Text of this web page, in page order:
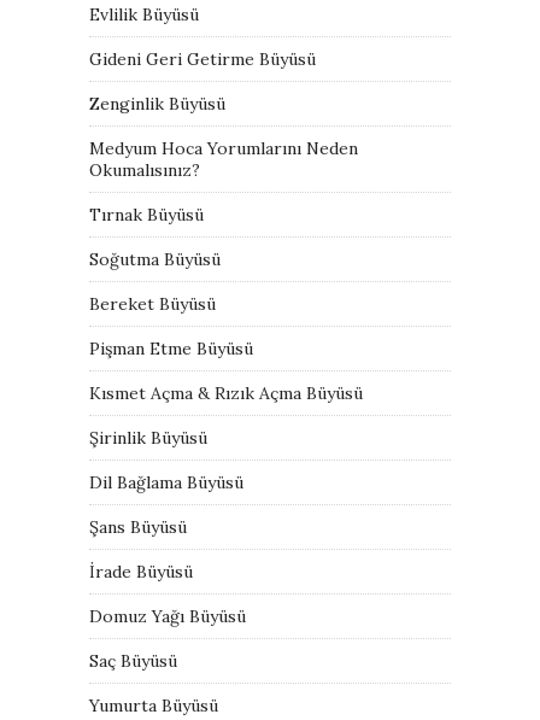
Evlilik Büyüsü
Gideni Geri Getirme Büyüsü
Zenginlik Büyüsü
Medyum Hoca Yorumlarını Neden
Okumalısınız?
Tırnak Büyüsü
Soğutma Büyüsü
Bereket Büyüsü
Pişman Etme Büyüsü
Kısmet Açma & Rızık Açma Büyüsü
Şirinlik Büyüsü
Dil Bağlama Büyüsü
Şans Büyüsü
İrade Büyüsü
Domuz Yağı Büyüsü
Saç Büyüsü
Yumurta Büyüsü